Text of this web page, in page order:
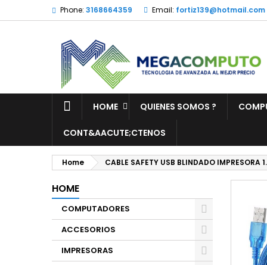
Phone: 3168664359 Email: fortiz139@hotmail.com
HOME QUIENES SOMOS ?
CONT&AACUTE;CTENOS
Home CABLE SAFETY USB BLINDADO IMPRESORA
HOME
COMPUTADORES
ACCESORIOS
IMPRESORAS